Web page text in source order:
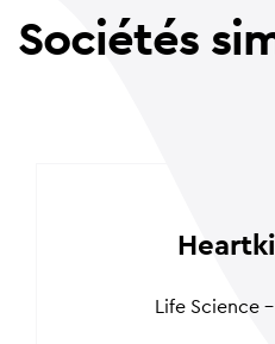
Sociétés
Life Science